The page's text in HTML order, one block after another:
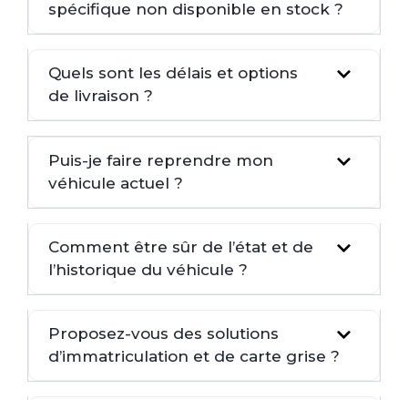
spécifique non disponible en stock ?
Quels sont les délais et options
de livraison ?
Puis-je faire reprendre mon
véhicule actuel ?
Comment être sûr de l’état et de
l’historique du véhicule ?
Proposez-vous des solutions
d’immatriculation et de carte grise ?